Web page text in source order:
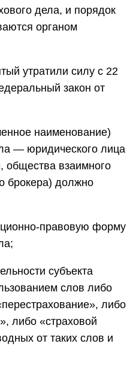
дела, и порядок
органом
утратили силу с 22
закон от
наименование)
— юридического лица
общества взаимного
брокера) должно
правовую форму
субъекта
слов либо
либо
либо «страховой
от таких слов и